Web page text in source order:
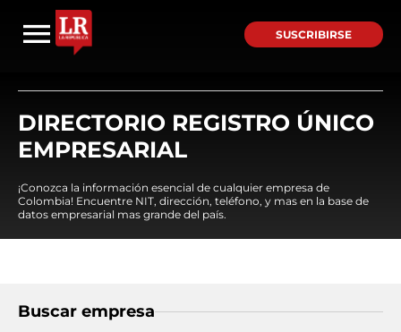
SUSCRIBIRSE
DIRECTORIO REGISTRO ÚNICO
EMPRESARIAL
¡Conozca la información esencial de cualquier empresa de
Colombia! Encuentre NIT, dirección, teléfono, y mas en la base de
datos empresarial mas grande del país.
Buscar empresa